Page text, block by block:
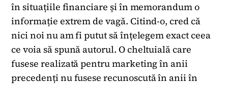
în situațiile financiare și în memorandum o
informație extrem de vagă. Citind-o, cred că
nici noi nu am fi putut să înțelegem exact ceea
ce voia să spună autorul. O cheltuială care
fusese realizată pentru marketing în anii
precedenți nu fusese recunoscută în anii în